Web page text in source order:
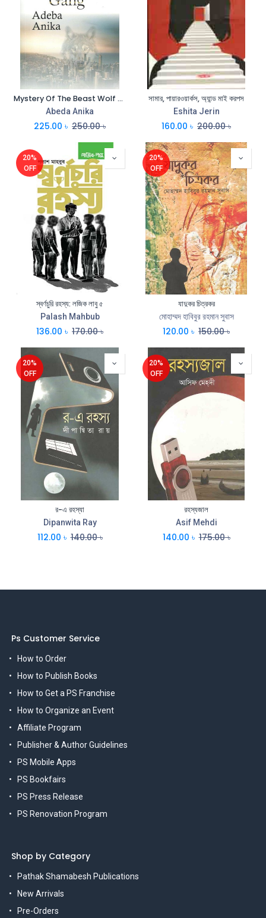
Mystery Of The Beast Wolf Gang
Abeda Anika
225.00 ৳ 250.00৳
সামার, পায়ারওয়ার্কস, অ্যান্ড মাই করপস
Eshita Jerin
160.00 ৳ 200.00৳
20%
OFF
স্বর্ণচুরি রহস্য: লজিক লাবু ৫
Palash Mahbub
136.00 ৳ 170.00৳
20%
OFF
যাদুকর চিত্রকর
মোহাম্মদ হাবিবুর রহমান সুবাস
120.00 ৳ 150.00৳
20%
OFF
র-এ রহস্যা
Dipanwita Ray
112.00 ৳ 140.00৳
20%
OFF
রহস্যজাল
Asif Mehdi
140.00 ৳ 175.00৳
Ps Customer Service
How to Order
How to Publish Books
How to Get a PS Franchise
How to Organize an Event
Affiliate Program
Publisher & Author Guidelines
PS Mobile Apps
PS Bookfairs
PS Press Release
PS Renovation Program
Shop by Category
Pathak Shamabesh Publications
New Arrivals
Pre-Orders